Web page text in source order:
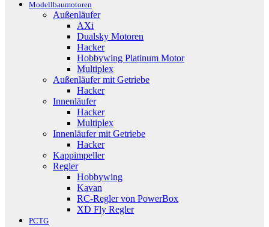
Modellbaumotoren
Außenläufer
AXi
Dualsky Motoren
Hacker
Hobbywing Platinum Motor
Multiplex
Außenläufer mit Getriebe
Hacker
Innenläufer
Hacker
Multiplex
Innenläufer mit Getriebe
Hacker
Kappimpeller
Regler
Hobbywing
Kavan
RC-Regler von PowerBox
XD Fly Regler
PCTG